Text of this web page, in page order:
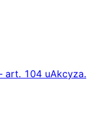
art. 104 uAkcyza.